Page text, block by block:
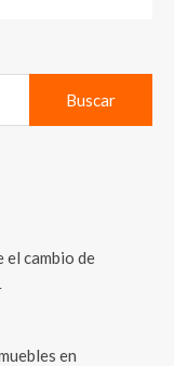
el cambio de
en